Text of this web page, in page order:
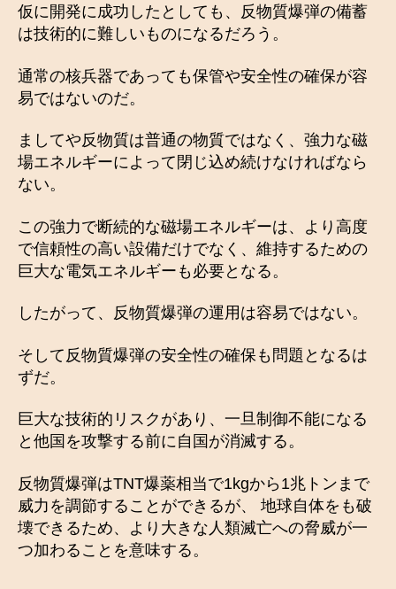
仮に開発に成功したとしても、反物質爆弾の備蓄
は技術的に難しいものになるだろう。
通常の核兵器であっても保管や安全性の確保が容
易ではないのだ。
ましてや反物質は普通の物質ではなく、強力な磁
場エネルギーによって閉じ込め続けなければなら
ない。
この強力で断続的な磁場エネルギーは、より高度
で信頼性の高い設備だけでなく、維持するための
巨大な電気エネルギーも必要となる。
したがって、反物質爆弾の運用は容易ではない。
そして反物質爆弾の安全性の確保も問題となるは
ずだ。
巨大な技術的リスクがあり、一旦制御不能になる
と他国を攻撃する前に自国が消滅する。
反物質爆弾はTNT爆薬相当で1kgから1兆トンまで
威力を調節することができるが、 地球自体をも破
壊できるため、より大きな人類滅亡への脅威が一
つ加わることを意味する。